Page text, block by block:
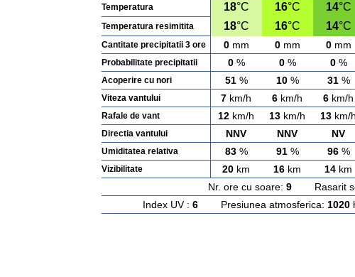
Temperatura 18°C 16°C 14°C
Temperatura resimitita 18°C 16°C 14°C
Cantitate precipitatii 3 ore 0mm 0mm 0mm
Probabilitate precipitatii 0% 0% 0%
Acoperire cu nori 51% 10% 31%
Viteza vantului 7 km/h 6 km/h 6 km/h
Rafale de vant 12 km/h 13 km/h 13 km/h
Directia vantului NNV NNV NV
Umiditatea relativa 83% 91% 96%
Vizibilitate 20 km 16 km 14 km
Nr. ore cu soare: 9 Rasarit
Index UV : 6 Presiunea atmosferica: 1020